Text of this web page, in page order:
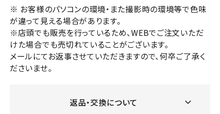
※ お客様のパソコンの環境・また撮影時の環境等で色味
が違って見える場合があります。
※店頭でも販売を行っているため、WEBでご注文いただ
けた場合でも売切れていることがございます。
メールにてお返事させていただきますので、何卒ご了承く
ださいませ。
返品・交換について